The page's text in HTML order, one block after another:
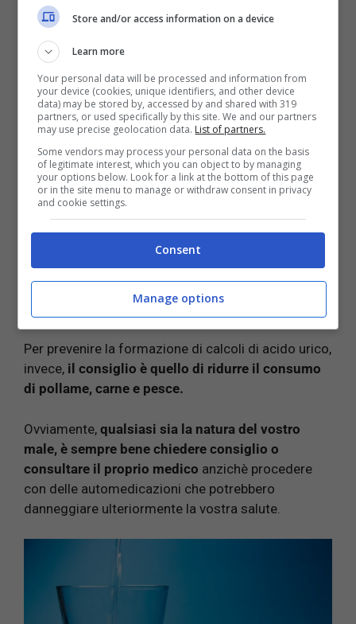
si può prevenire con dei semplici accorgimenti e
delle modifiche allo stile di vita.Il miglior modo per
prevenirli, infatti, è quello di bere 2 o 3 litri di
acqua al giorno in modo da avere le urine molto
diluite ed evitare che le sostanze di scarto
presenti nei reni diventino troppo concentrate.
Se i calcoli sono causati da un eccesso di calcio,
bisognerà modificare la propria dieta in
modo da ridurre il consumo di ossolati, presenti
in cibi come asparagi, porri, cioccolato, arachidi,
sedano e prodotti a base di soia.
Per prevenire la formazione di calcoli di acido urico,
invece, il consiglio è quello di ridurre il consumo
di pollame, carne e pesce.
Ovviamente, qualsiasi sia la natura del vostro
male, è sempre bene chiedere consiglio o
consultare il proprio medico anzichè procedere
con delle automedicazioni che potrebbero
danneggiare ulteriormente la vostra salute.
Store and/or access information on a device
Learn more
Your personal data will be processed and information from
your device (cookies, unique identifiers, and other device
data) may be stored by, accessed by and shared with 319
partners, or used specifically by this site. We and our partners
may use precise geolocation data. List of partners.
Some vendors may process your personal data on the basis
of legitimate interest, which you can object to by managing
your options below. Look for a link at the bottom of this page
or in the site menu to manage or withdraw consent in privacy
and cookie settings.
Consent
Manage options